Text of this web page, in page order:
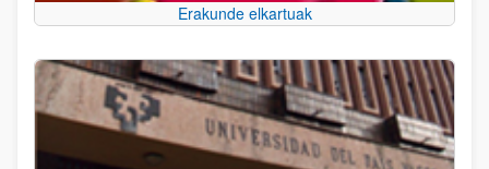
Erakunde elkartuak